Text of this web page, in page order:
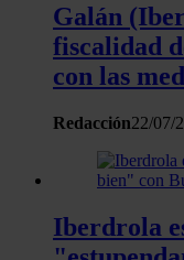
Galán
fiscalidad
con las
Redacción22/07/
Iberdrola